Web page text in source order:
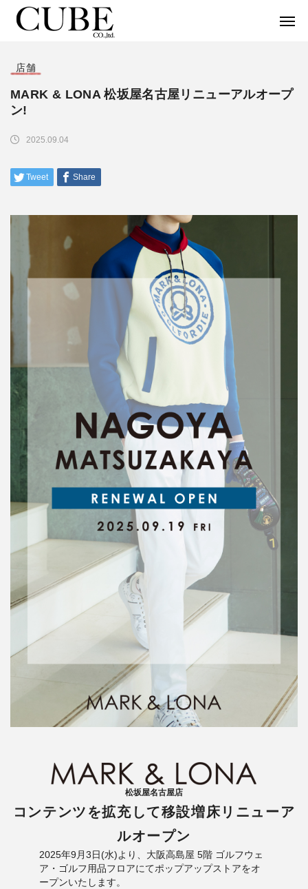
店舗
MARK & LONA 松坂屋名古屋リニューアルオープ
ン!
2025.09.04
松坂屋名古屋店
コンテンツを拡充して移設増床リニューア
ルオープン
2025年9月3日(水)より、大阪高島屋 5階 ゴルフウェ
ア・ゴルフ用品フロアにてポップアップストアをオ
ープンいたします。